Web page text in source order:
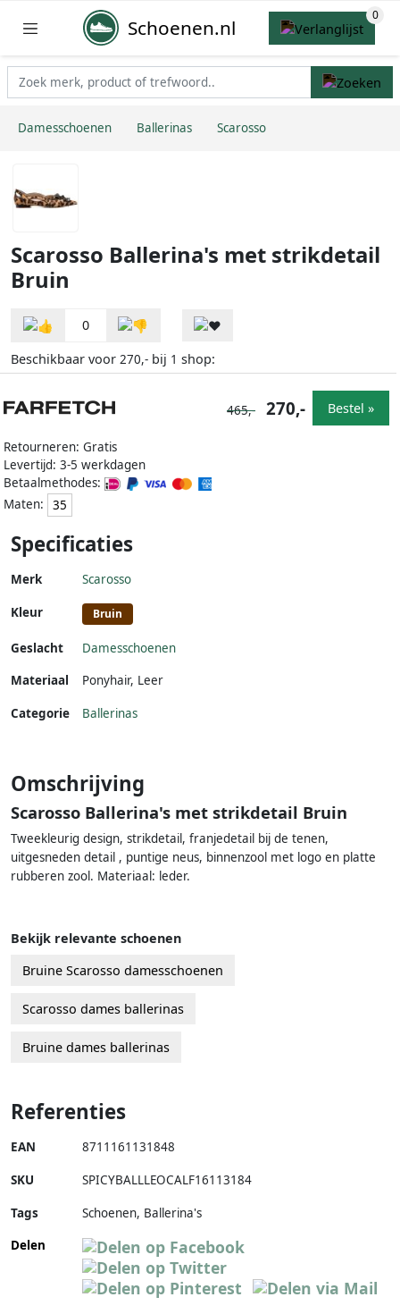
Schoenen.nl
Damesschoenen Ballerinas Scarosso
Scarosso Ballerina's met strikdetail
Bruin
0
Beschikbaar voor 270,- bij 1 shop:
Retourneren: Gratis
Levertijd: 3-5 werkdagen
Betaalmethodes:
Maten:
35
465,- 270,- Bestel »
Specificaties
Merk Scarosso
Kleur Bruin
Geslacht
Damesschoenen
Materiaal
Ponyhair, Leer
Categorie Ballerinas
Omschrijving
Scarosso Ballerina's met strikdetail Bruin
Tweekleurig design, strikdetail, franjedetail bij de tenen,
uitgesneden detail , puntige neus, binnenzool met logo en platte
rubberen zool. Materiaal: leder.
Bekijk relevante schoenen
Bruine Scarosso damesschoenen
Scarosso dames ballerinas
Bruine dames ballerinas
Referenties
EAN 8711161131848
SKU SPICYBALLLEOCALF16113184
Tags
Schoenen, Ballerina's
Delen